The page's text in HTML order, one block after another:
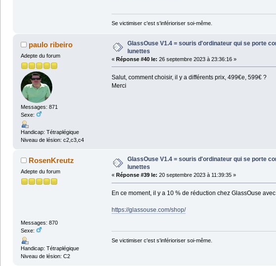
Se victimiser c'est s'inférioriser soi-même.
paulo ribeiro
Adepte du forum
Messages: 871
Sexe:
Handicap: Tétraplégique
Niveau de lésion: c2,c3,c4
GlassOuse V1.4 = souris d'ordinateur qui se porte
lunettes
« Réponse #40 le: 26 septembre 2023 à 23:36:16 »
Salut, comment choisir, il y a différents prix, 499€e, 599€ ?
Merci
RosenKreutz
Adepte du forum
Messages: 870
Sexe:
Handicap: Tétraplégique
Niveau de lésion: C2
GlassOuse V1.4 = souris d'ordinateur qui se porte
lunettes
« Réponse #39 le: 20 septembre 2023 à 11:39:35 »
En ce moment, il y a 10 % de réduction chez GlassOuse
https://glassouse.com/shop/
Se victimiser c'est s'inférioriser soi-même.